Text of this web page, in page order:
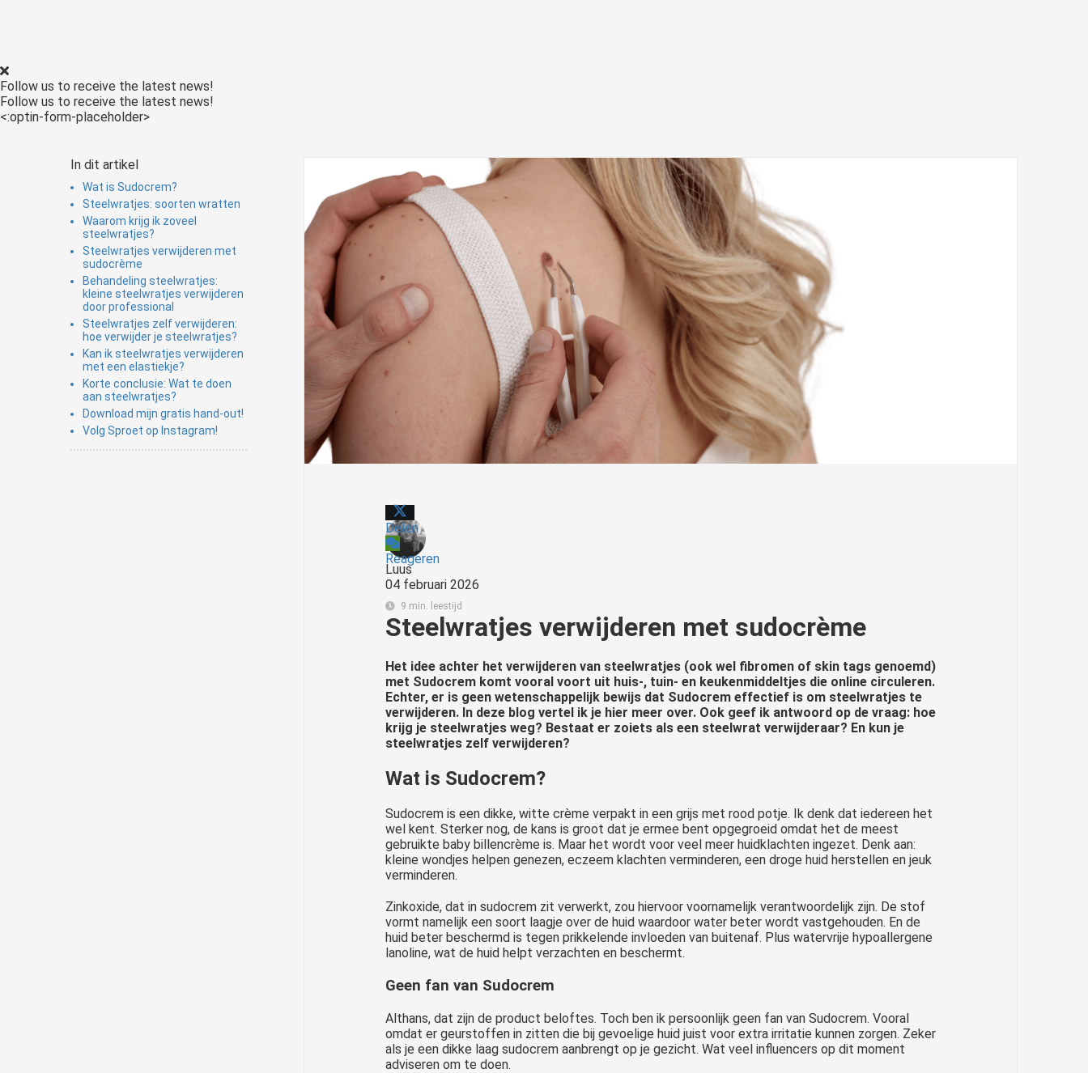
Follow us to receive the latest news!
Follow us to receive the latest news!
<:optin-form-placeholder>
In dit artikel
Wat is Sudocrem?
Steelwratjes: soorten wratten
Waarom krijg ik zoveel
steelwratjes?
Steelwratjes verwijderen met
sudocrème
Behandeling steelwratjes:
kleine steelwratjes verwijderen
door professional
Steelwratjes zelf verwijderen:
hoe verwijder je steelwratjes?
Kan ik steelwratjes verwijderen
met een elastiekje?
Korte conclusie: Wat te doen
aan steelwratjes?
Download mijn gratis hand-out!
Volg Sproet op Instagram!
Delen
Reageren
Luus
04 februari 2026
9 min. leestijd
Steelwratjes verwijderen met sudocrème
Het idee achter het verwijderen van steelwratjes (ook wel fibromen of skin tags genoemd)
met Sudocrem komt vooral voort uit huis-, tuin- en keukenmiddeltjes die online circuleren.
Echter, er is geen wetenschappelijk bewijs dat Sudocrem effectief is om steelwratjes te
verwijderen. In deze blog vertel ik je hier meer over. Ook geef ik antwoord op de vraag: hoe
krijg je steelwratjes weg? Bestaat er zoiets als een steelwrat verwijderaar? En kun je
steelwratjes zelf verwijderen?
Wat is Sudocrem?
Sudocrem is een dikke, witte crème verpakt in een grijs met rood potje. Ik denk dat iedereen het
wel kent. Sterker nog, de kans is groot dat je ermee bent opgegroeid omdat het de meest
gebruikte baby billencrème is. Maar het wordt voor veel meer huidklachten ingezet. Denk aan:
kleine wondjes helpen genezen, eczeem klachten verminderen, een droge huid herstellen en jeuk
verminderen.
Zinkoxide, dat in sudocrem zit verwerkt, zou hiervoor voornamelijk verantwoordelijk zijn. De stof
vormt namelijk een soort laagje over de huid waardoor water beter wordt vastgehouden. En de
huid beter beschermd is tegen prikkelende invloeden van buitenaf. Plus watervrije hypoallergene
lanoline, wat de huid helpt verzachten en beschermt.
Geen fan van Sudocrem
Althans, dat zijn de product beloftes. Toch ben ik persoonlijk geen fan van Sudocrem. Vooral
omdat er geurstoffen in zitten die bij gevoelige huid juist voor extra irritatie kunnen zorgen. Zeker
als je een dikke laag sudocrem aanbrengt op je gezicht. Wat veel influencers op dit moment
adviseren om te doen.